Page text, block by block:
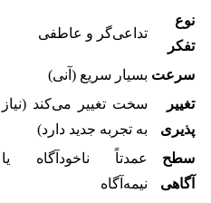
نوع
تفکر
تداعی‌گر و عاطفی
سرعت بسیار سریع (آنی)
تغییر
پذیری
سخت تغییر می‌کند (نیاز
به تجربه جدید دارد)
سطح
آگاهی
عمدتاً ناخودآگاه یا
نیمه‌آگاه